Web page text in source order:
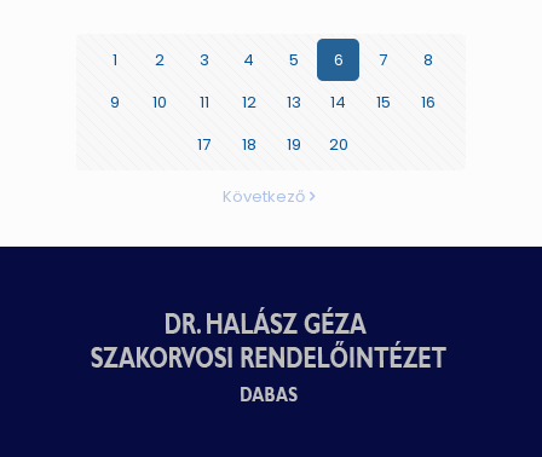
1 2 3 4 5 6 7
8
9
10 11 12 13 14 15
16
17
18 19 20
Következő